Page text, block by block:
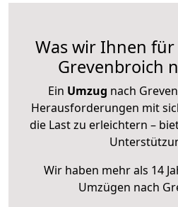
Was wir Ihnen
Grevenbroich
Ein Umzug nach
Herausforderungen mit
die Last zu erleichtern –
Wir haben mehr als 14
Umzügen nach